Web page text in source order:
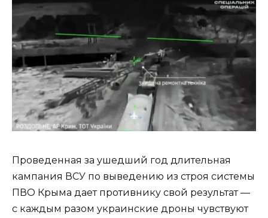
Проведенная за ушедший год длительная
кампания ВСУ по выведению из строя системы
ПВО Крыма дает противнику свой результат —
с каждым разом украинские дроны чувствуют